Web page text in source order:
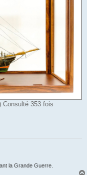
Consulté 353 fois
la Grande Guerre.